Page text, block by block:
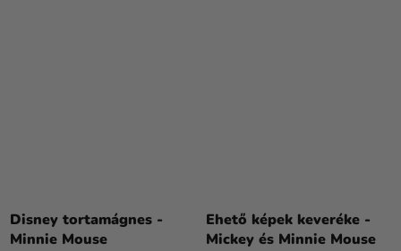
Disney tortamágnes -
Minnie Mouse
Ehető képek keveréke -
Mickey és Minnie Mouse